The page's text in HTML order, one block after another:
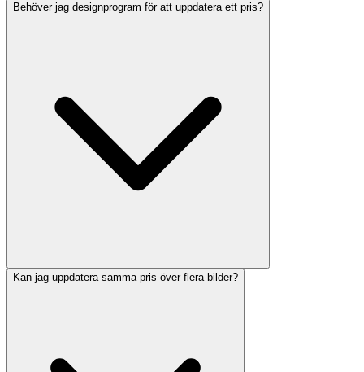
Behöver jag designprogram för att uppdatera ett pris?
Kan jag uppdatera samma pris över flera bilder?